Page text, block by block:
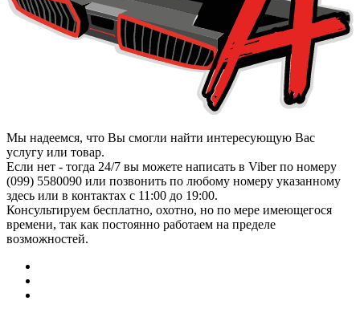
Мы надеемся, что Вы смогли найти интересующую Вас
услугу или товар.
Если нет - тогда 24/7 вы можете написать в Viber по номеру
(099) 5580090 или позвонить по любому номеру указанному
здесь или в контактах с 11:00 до 19:00.
Консультируем бесплатно, охотно, но по мере имеющегося
времени, так как постоянно работаем на пределе
возможностей.